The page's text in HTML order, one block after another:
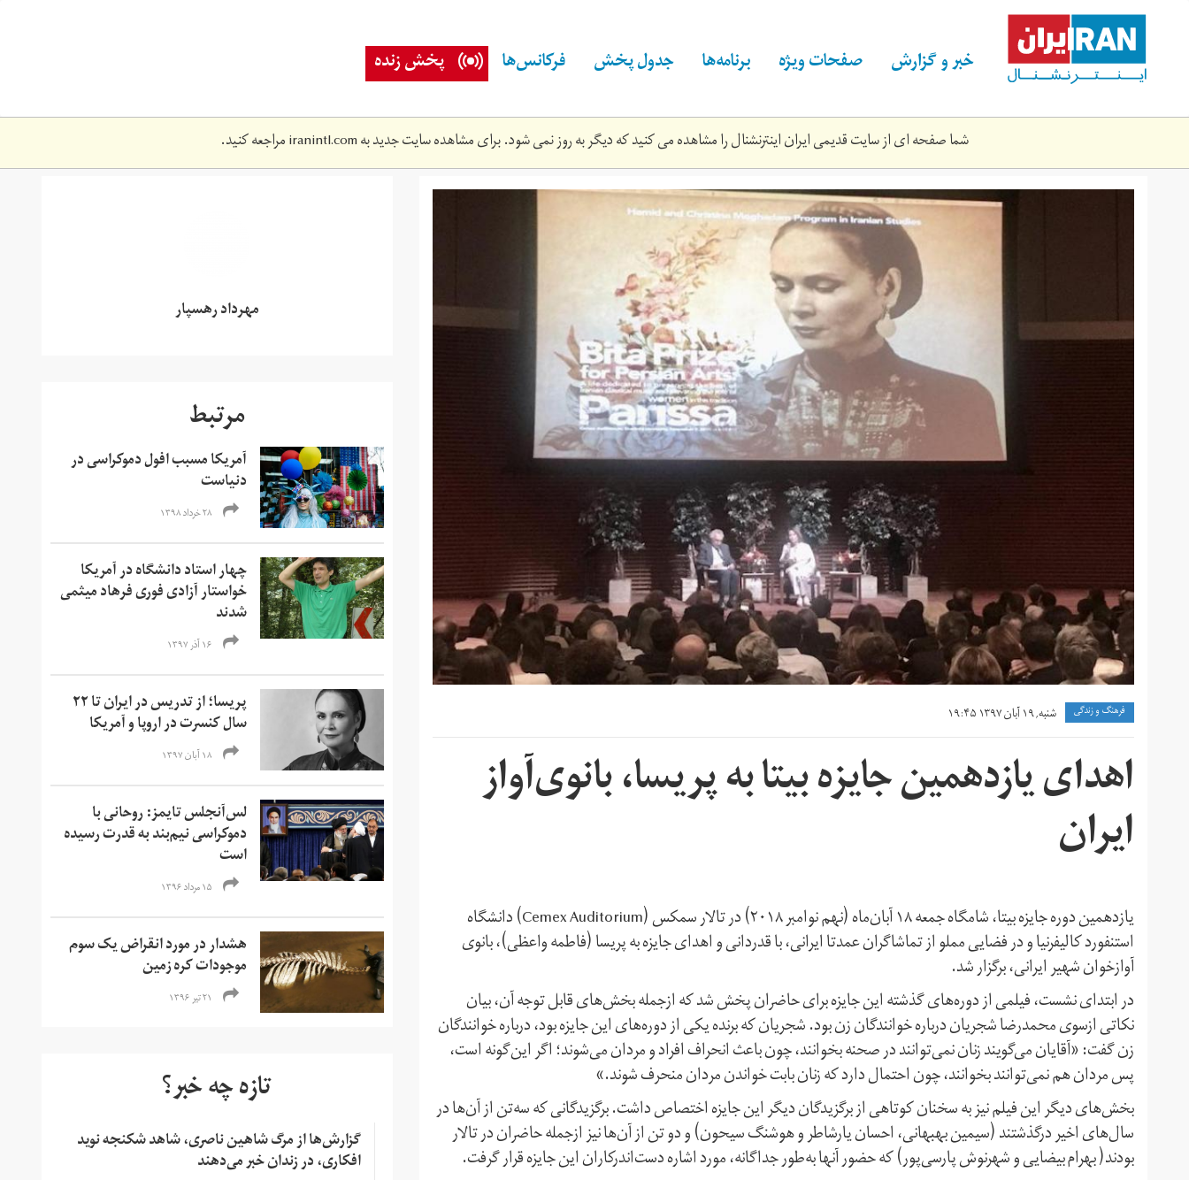
content خبر و گزارش صفحات ویژه برنامه‌ها جدول پخش فرکانس‌ها پخش زنده
شما صفحه ای از سایت قدیمی ایران اینترنشنال را مشاهده می کنید که دیگر به روز نمی شود. برای مشاهده سایت جدید بهiranintl.comمراجعه کنید.
اهدای
به
پریسا
فرهنگ و زندگی شنبه, ۱۹ آبان ۱۳۹۷ ۱۹:۴۵
اهدای یازدهمین جایزه بیتا به پریسا، بانوی‌آواز
ایران
یازدهمین دوره جایزه بیتا، شامگاه جمعه ۱۸ آبان‌ماه (نهم نوامبر ۲۰۱۸) در تالار سمکس (Cemex Auditorium) دانشگاه
استنفورد کالیفرنیا و در فضایی مملو از تماشاگران عمدتا ایرانی، با قدردانی و اهدای جایزه به پریسا (فاطمه واعظی)، بانوی
آوازخوان شهیر ایرانی، برگزار شد.
در ابتدای نشست، فیلمی از دوره‌های گذشته این جایزه برای حاضران پخش شد که ازجمله بخش‌های قابل توجه آن، بیان
نکاتی ازسوی محمدرضا شجریان درباره خوانندگان زن بود. شجریان که برنده یکی از دوره‌های این جایزه بود، درباره خوانندگان
زن گفت: «آقایان می‌گویند زنان نمی‌توانند در صحنه بخوانند، چون باعث انحراف افراد و مردان می‌شوند؛ اگر این‌گونه است،
پس مردان هم نمی‌توانند بخوانند، چون احتمال دارد که زنان بابت خواندن مردان منحرف شوند.»
بخش‌های دیگر این فیلم نیز به سخنان کوتاهی از برگزیدگان دیگر این جایزه اختصاص داشت. برگزیدگانی که سه‌تن از آن‌ها در
سال‌های اخیر درگذشتند (سیمین بهبهانی، احسان یارشاطر و هوشنگ سیحون) و دو تن از آن‌ها نیز ازجمله حاضران در تالار
بودند( بهرام بیضایی و شهرنوش پارسی‌پور) که حضور آنها به‌طور جداگانه، مورد اشاره دست‌اندرکاران این جایزه قرار گرفت.
مهرداد رهسپار
مرتبط
آمریکا مسبب افول دموکراسی در
دنیاست
۲۸ خرداد ۱۳۹۸
چهار استاد دانشگاه در آمریکا
خواستار آزادی فوری فرهاد میثمی
شدند
۱۶ آذر ۱۳۹۷
پریسا؛ از تدریس در ایران تا ۲۲
سال کنسرت در اروپا و آمریکا
۱۸ آبان ۱۳۹۷
لس‌آنجلس تایمز: روحانی با
دموکراسی نیم‌بند به قدرت رسیده
است
۱۵ مرداد ۱۳۹۶
هشدار در مورد انقراض یک سوم
موجودات کره زمین
۲۱ تیر ۱۳۹۶
تازه چه خبر؟
گزارش‌ها از مرگ شاهین ناصری، شاهد شکنجه نوید
افکاری، در زندان خبر می‌دهند